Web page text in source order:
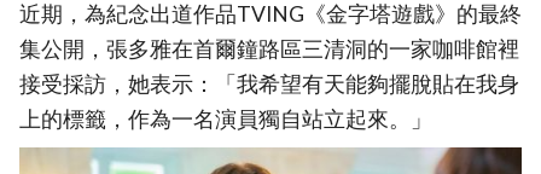
近期，為紀念出道作品TVING《金字塔遊戲》的最終
集公開，張多雅在首爾鐘路區三清洞的一家咖啡館裡
接受採訪，她表示：「我希望有天能夠擺脫貼在我身
上的標籤，作為一名演員獨自站立起來。」